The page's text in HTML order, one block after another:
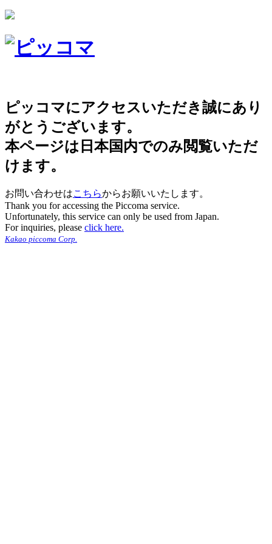
ピッコマにアクセスいただき誠にあり
がとうございます。
本ページは日本国内でのみ閲覧いただ
けます。
お問い合わせはこちらからお願いいたします。
Thank you for accessing the Piccoma service.
Unfortunately, this service can only be used from Japan.
For inquiries, please click here.
Kakao piccoma Corp.